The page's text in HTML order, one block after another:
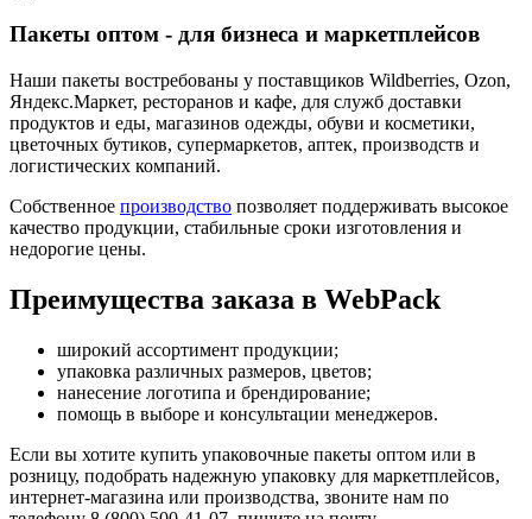
Пакеты оптом - для бизнеса и маркетплейсов
Наши пакеты востребованы у поставщиков Wildberries, Ozon,
Яндекс.Маркет, ресторанов и кафе, для служб доставки
продуктов и еды, магазинов одежды, обуви и косметики,
цветочных бутиков, супермаркетов, аптек, производств и
логистических компаний.
Собственное производство позволяет поддерживать высокое
качество продукции, стабильные сроки изготовления и
недорогие цены.
Преимущества заказа в WebPack
широкий ассортимент продукции;
упаковка различных размеров, цветов;
нанесение логотипа и брендирование;
помощь в выборе и консультации менеджеров.
Если вы хотите купить упаковочные пакеты оптом или в
розницу, подобрать надежную упаковку для маркетплейсов,
интернет-магазина или производства, звоните нам по